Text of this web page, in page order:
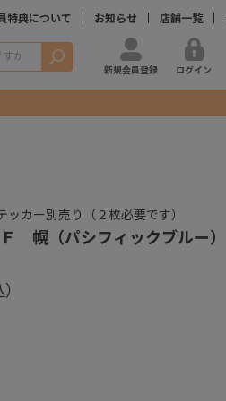
特典について お知らせ 店舗一覧
検索
新規会員登録 ログイン
カー別売り（２枚必要です）
幌（パシフィックブルー）